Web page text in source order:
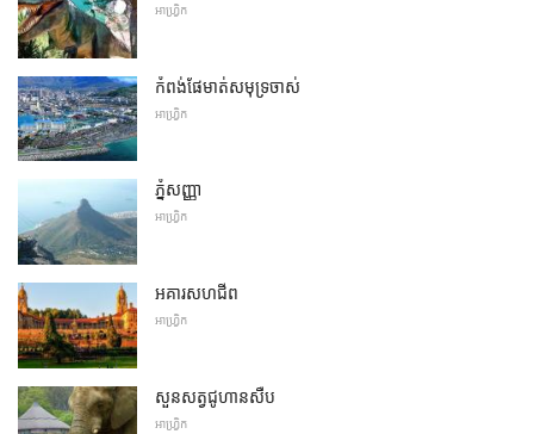
អាហ្វ្រិក
កំពង់ផែមាត់សមុទ្រចាស់
អាហ្វ្រិក
ភ្នំសញ្ញា
អាហ្វ្រិក
អគារសហជីព
អាហ្វ្រិក
សួនសត្វជូហានសឺប
អាហ្វ្រិក